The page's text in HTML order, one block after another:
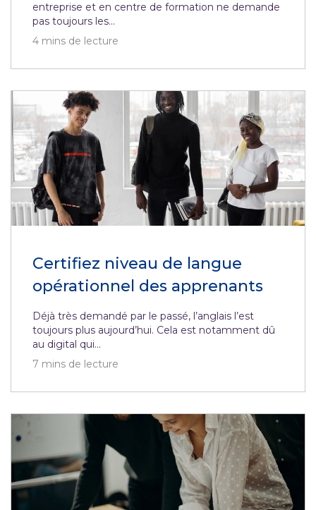
entreprise et en centre de formation ne demande
pas toujours les...
4 mins de lecture
Certifiez niveau de langue
opérationnel des apprenants
Déjà très demandé par le passé, l’anglais l’est
toujours plus aujourd’hui. Cela est notamment dû
au digital qui...
7 mins de lecture